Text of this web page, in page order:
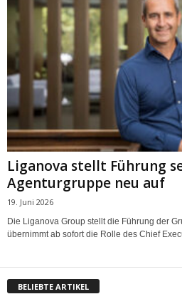
Liganova stellt Führung
Agenturgruppe neu auf
19. Juni 2026
Die Liganova Group stellt die Führung der
übernimmt ab sofort die Rolle des Chief
BELIEBTE ARTIKEL